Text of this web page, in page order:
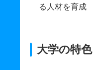
る人材を育成
大学の特色